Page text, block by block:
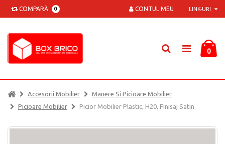
COMPARĂ 0 LINK-URI
CONTUL MEU
0
Accesorii Mobilier
Manere Si Picioare Mobilier
Picioare Mobilier
Picior Mobilier Plastic, H20, Finisaj Satin